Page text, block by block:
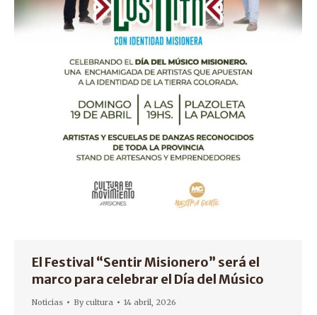
El Festival “Sentir Misionero” será el
marco para celebrar el Día del Músico
Noticias Bycultura 14 abril, 2026